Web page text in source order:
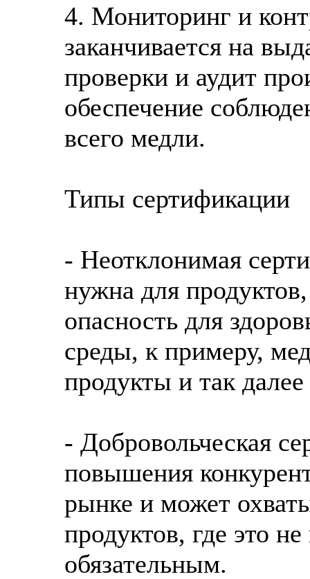
4. Мониторинг и
заканчивается на
проверки и аудит
обеспечение
всего медли.
Типы сертификации
- Неотклонимая
нужна для
опасность для
среды, к примеру,
продукты и так далее
- Добровольческая
повышения
рынке и может
продуктов, где это
обязательным.